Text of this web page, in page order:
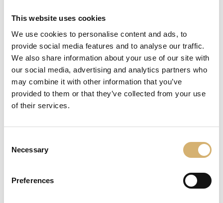
This website uses cookies
We use cookies to personalise content and ads, to
provide social media features and to analyse our traffic.
We also share information about your use of our site with
our social media, advertising and analytics partners who
may combine it with other information that you’ve
provided to them or that they’ve collected from your use
of their services.
Selection
Necessary
Preferences
46010 Levata di Curtatone (Mantova) Italy
Uffici Commerciali e Logistici:
Via Lombardi, 12
46010 Levata di Curtatone (Mantova) Italy
Sede di Modena:
Via Manuzio Aldo il Vecchio, 12
41037 Mirandola (Modena) Italy
TomTom Navigator e simili:
Garmin, eTrex e simili:
Come raggiungerci: